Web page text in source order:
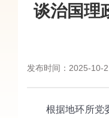
谈治国理
发布时间：2025-10-
根据地环所党委